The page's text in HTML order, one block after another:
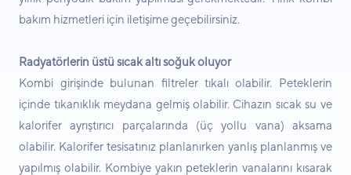
bakım hizmetleri için iletişime geçebilirsiniz.
Radyatörlerin üstü sıcak altı soğuk oluyor
Kombi girişinde bulunan filtreler tıkalı olabilir. Peteklerin
içinde tıkanıklık meydana gelmiş olabilir. Cihazın sıcak su ve
kalorifer ayrıştırıcı parçalarında (üç yollu vana) aksama
olabilir. Kalorifer tesisatınız planlanırken yanlış planlanmış ve
yapılmış olabilir. Kombiye yakın peteklerin vanalarını kısarak